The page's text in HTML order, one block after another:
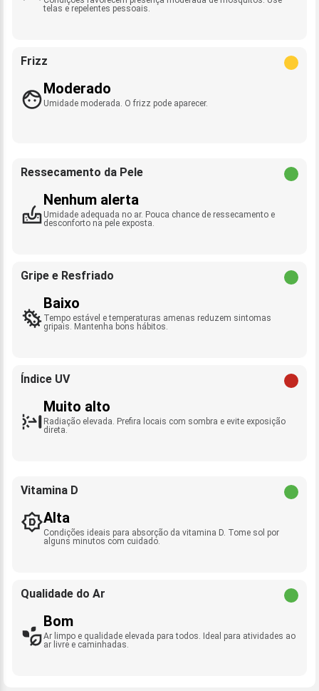
telas e repelentes pessoais.
Frizz
Moderado
Umidade moderada. O frizz pode aparecer.
Ressecamento da Pele
Nenhum alerta
Umidade adequada no ar. Pouca chance de ressecamento e
desconforto na pele exposta.
Gripe e Resfriado
Baixo
Tempo estável e temperaturas amenas reduzem sintomas
gripais. Mantenha bons hábitos.
Índice UV
Muito alto
Radiação elevada. Prefira locais com sombra e evite exposição
direta.
Vitamina D
Alta
Condições ideais para absorção da vitamina D. Tome sol por
alguns minutos com cuidado.
Qualidade do Ar
Bom
Ar limpo e qualidade elevada para todos. Ideal para atividades ao
ar livre e caminhadas.